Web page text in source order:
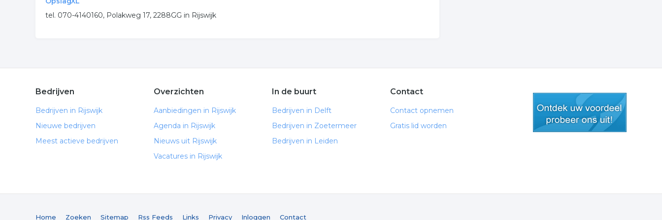
tel. 070-4140160, Polakweg 17, 2288GG in Rijswijk
Bedrijven
Bedrijven in Rijswijk
Nieuwe bedrijven
Meest actieve bedrijven
Overzichten
Aanbiedingen in Rijswijk
Agenda in Rijswijk
Nieuws uit Rijswijk
Vacatures in Rijswijk
In de buurt
Bedrijven in Delft
Bedrijven in Zoetermeer
Bedrijven in Leiden
Contact
Contact opnemen
Gratis lid worden
Home Zoeken Sitemap Rss Feeds Links Privacy Inloggen Contact